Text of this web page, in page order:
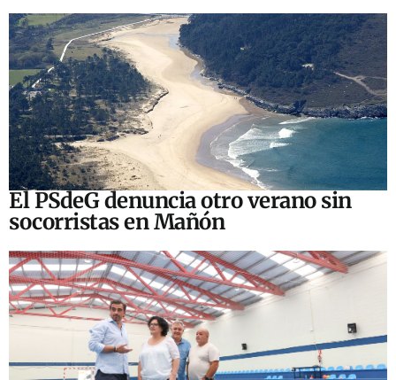
El PSdeG denuncia otro verano sin
socorristas en Mañón